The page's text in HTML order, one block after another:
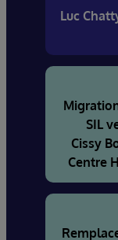
Luc
SIL
Cissy
Centre